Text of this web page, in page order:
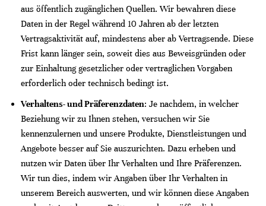
aus öffentlich zugänglichen Quellen. Wir bewahren diese
Daten in der Regel während 10 Jahren ab der letzten
Vertragsaktivität auf, mindestens aber ab Vertragsende. Diese
Frist kann länger sein, soweit dies aus Beweisgründen oder
zur Einhaltung gesetzlicher oder vertraglichen Vorgaben
erforderlich oder technisch bedingt ist.
Verhaltens- und Präferenzdaten: Je nachdem, in welcher
Beziehung wir zu Ihnen stehen, versuchen wir Sie
kennenzulernen und unsere Produkte, Dienstleistungen und
Angebote besser auf Sie auszurichten. Dazu erheben und
nutzen wir Daten über Ihr Verhalten und Ihre Präferenzen.
Wir tun dies, indem wir Angaben über Ihr Verhalten in
unserem Bereich auswerten, und wir können diese Angaben